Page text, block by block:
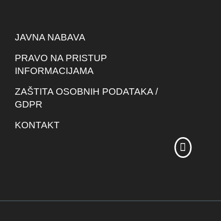
JAVNA NABAVA
PRAVO NA PRISTUP
INFORMACIJAMA
ZAŠTITA OSOBNIH PODATAKA /
GDPR
KONTAKT